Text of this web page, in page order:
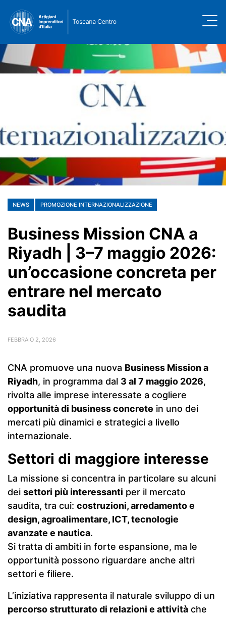
NEWS PROMOZIONE INTERNAZIONALIZZAZIONE
Business Mission CNA a
Riyadh | 3–7 maggio 2026:
un’occasione concreta per
entrare nel mercato
saudita
FEBBRAIO 2, 2026
CNA promuove una nuova Business Mission a
Riyadh, in programma dal 3 al 7 maggio 2026,
rivolta alle imprese interessate a cogliere
opportunità di business concrete in uno dei
mercati più dinamici e strategici a livello
internazionale.
Settori di maggiore interesse
La missione si concentra in particolare su alcuni
dei settori più interessanti per il mercato
saudita, tra cui: costruzioni, arredamento e
design, agroalimentare, ICT, tecnologie
avanzate e nautica.
Si tratta di ambiti in forte espansione, ma le
opportunità possono riguardare anche altri
settori e filiere.
L’iniziativa rappresenta il naturale sviluppo di un
percorso strutturato di relazioni e attività che